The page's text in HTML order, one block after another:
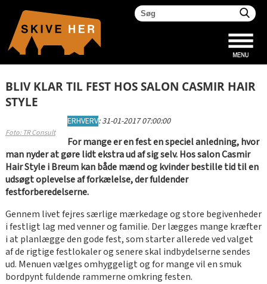
BLIV KLAR TIL FEST HOS SALON CASMIR HAIR
STYLE
Foto: TR Consult
ERHVERV:31-01-2017 07:00:00
For mange er en fest en speciel anledning, hvor
man nyder at gøre lidt ekstra ud af sig selv. Hos salon Casmir
Hair Style i Breum kan både mænd og kvinder bestille tid til en
udsøgt oplevelse af forkælelse, der fuldender
festforberedelserne.
Gennem livet fejres særlige mærkedage og store begivenheder
i festligt lag med venner og familie. Der lægges mange kræfter
i at planlægge den gode fest, som starter allerede ved valget
af de rigtige festlokaler og senere skal indbydelserne sendes
ud. Menuen vælges omhyggeligt og for mange vil en smuk
bordpynt fuldende rammerne omkring festen.